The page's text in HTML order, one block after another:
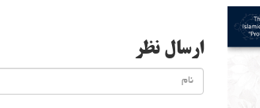
ارسال نظر